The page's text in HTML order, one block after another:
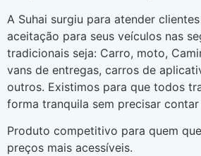
A Suhai surgiu para atender
aceitação para seus veículos nas
tradicionais seja: Carro, moto,
vans de entregas, carros de
outros. Existimos para que todos
forma tranquila sem precisar
Produto competitivo para quem
preços mais acessíveis.